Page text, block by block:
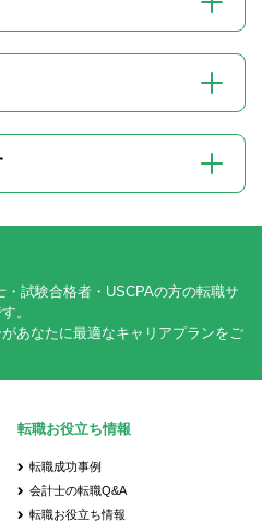
試験合格者・USCPAの方の転職サ
。
あなたに最適なキャリアプランをご
転職お役立ち情報
転職成功事例
会計士の転職Q&A
転職お役立ち情報